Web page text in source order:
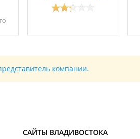
компании.
САЙТЫ ВЛАДИВОСТОКА